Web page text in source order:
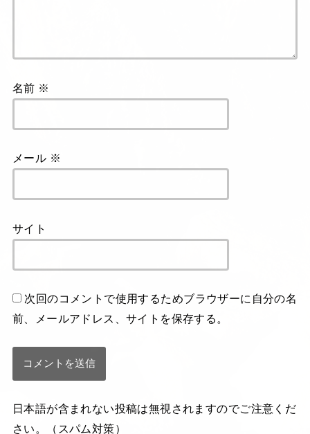
名前 ※
メール ※
サイト
次回のコメントで使用するためブラウザーに自分の名
前、メールアドレス、サイトを保存する。
日本語が含まれない投稿は無視されますのでご注意くだ
さい。（スパム対策）